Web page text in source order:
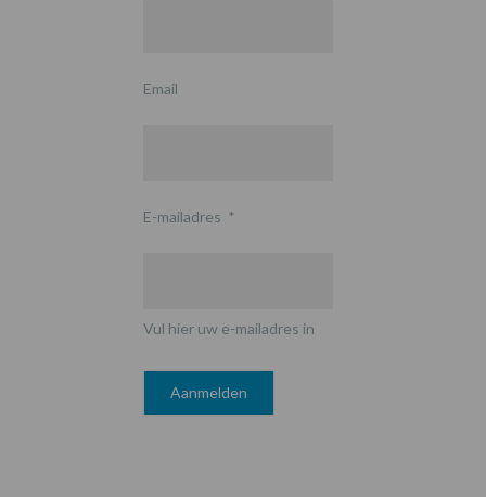
Email
E-mailadres *
Vul hier uw e-mailadres in